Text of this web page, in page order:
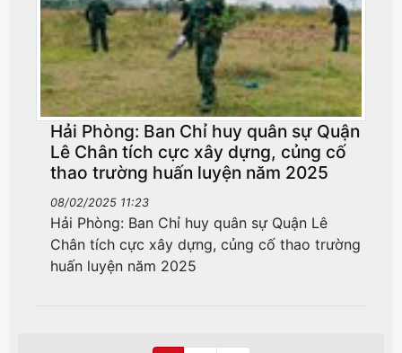
Hải Phòng: Ban Chỉ huy quân sự Quận
Lê Chân tích cực xây dựng, củng cố
thao trường huấn luyện năm 2025
08/02/2025 11:23
Hải Phòng: Ban Chỉ huy quân sự Quận Lê
Chân tích cực xây dựng, củng cố thao trường
huấn luyện năm 2025